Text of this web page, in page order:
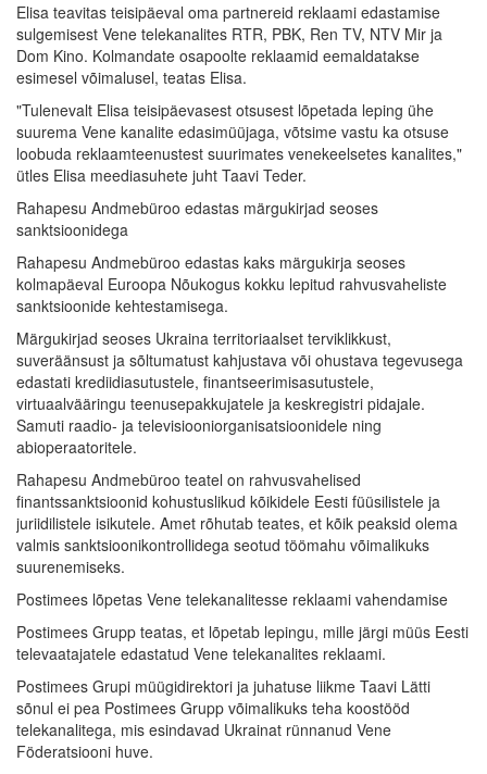
Elisa teavitas teisipäeval oma partnereid reklaami edastamise
sulgemisest Vene telekanalites RTR, PBK, Ren TV, NTV Mir ja
Dom Kino. Kolmandate osapoolte reklaamid eemaldatakse
esimesel võimalusel, teatas Elisa.
"Tulenevalt Elisa teisipäevasest otsusest lõpetada leping ühe
suurema Vene kanalite edasimüüjaga, võtsime vastu ka otsuse
loobuda reklaamteenustest suurimates venekeelsetes kanalites,"
ütles Elisa meediasuhete juht Taavi Teder.
Rahapesu Andmebüroo edastas märgukirjad seoses
sanktsioonidega
Rahapesu Andmebüroo edastas kaks märgukirja seoses
kolmapäeval Euroopa Nõukogus kokku lepitud rahvusvaheliste
sanktsioonide kehtestamisega.
Märgukirjad seoses Ukraina territoriaalset terviklikkust,
suveräänsust ja sõltumatust kahjustava või ohustava tegevusega
edastati krediidiasutustele, finantseerimisasutustele,
virtuaalvääringu teenusepakkujatele ja keskregistri pidajale.
Samuti raadio- ja televisiooniorganisatsioonidele ning
abioperaatoritele.
Rahapesu Andmebüroo teatel on rahvusvahelised
finantssanktsioonid kohustuslikud kõikidele Eesti füüsilistele ja
juriidilistele isikutele. Amet rõhutab teates, et kõik peaksid olema
valmis sanktsioonikontrollidega seotud töömahu võimalikuks
suurenemiseks.
Postimees lõpetas Vene telekanalitesse reklaami vahendamise
Postimees Grupp teatas, et lõpetab lepingu, mille järgi müüs Eesti
televaatajatele edastatud Vene telekanalites reklaami.
Postimees Grupi müügidirektori ja juhatuse liikme Taavi Lätti
sõnul ei pea Postimees Grupp võimalikuks teha koostööd
telekanalitega, mis esindavad Ukrainat rünnanud Vene
Föderatsiooni huve.